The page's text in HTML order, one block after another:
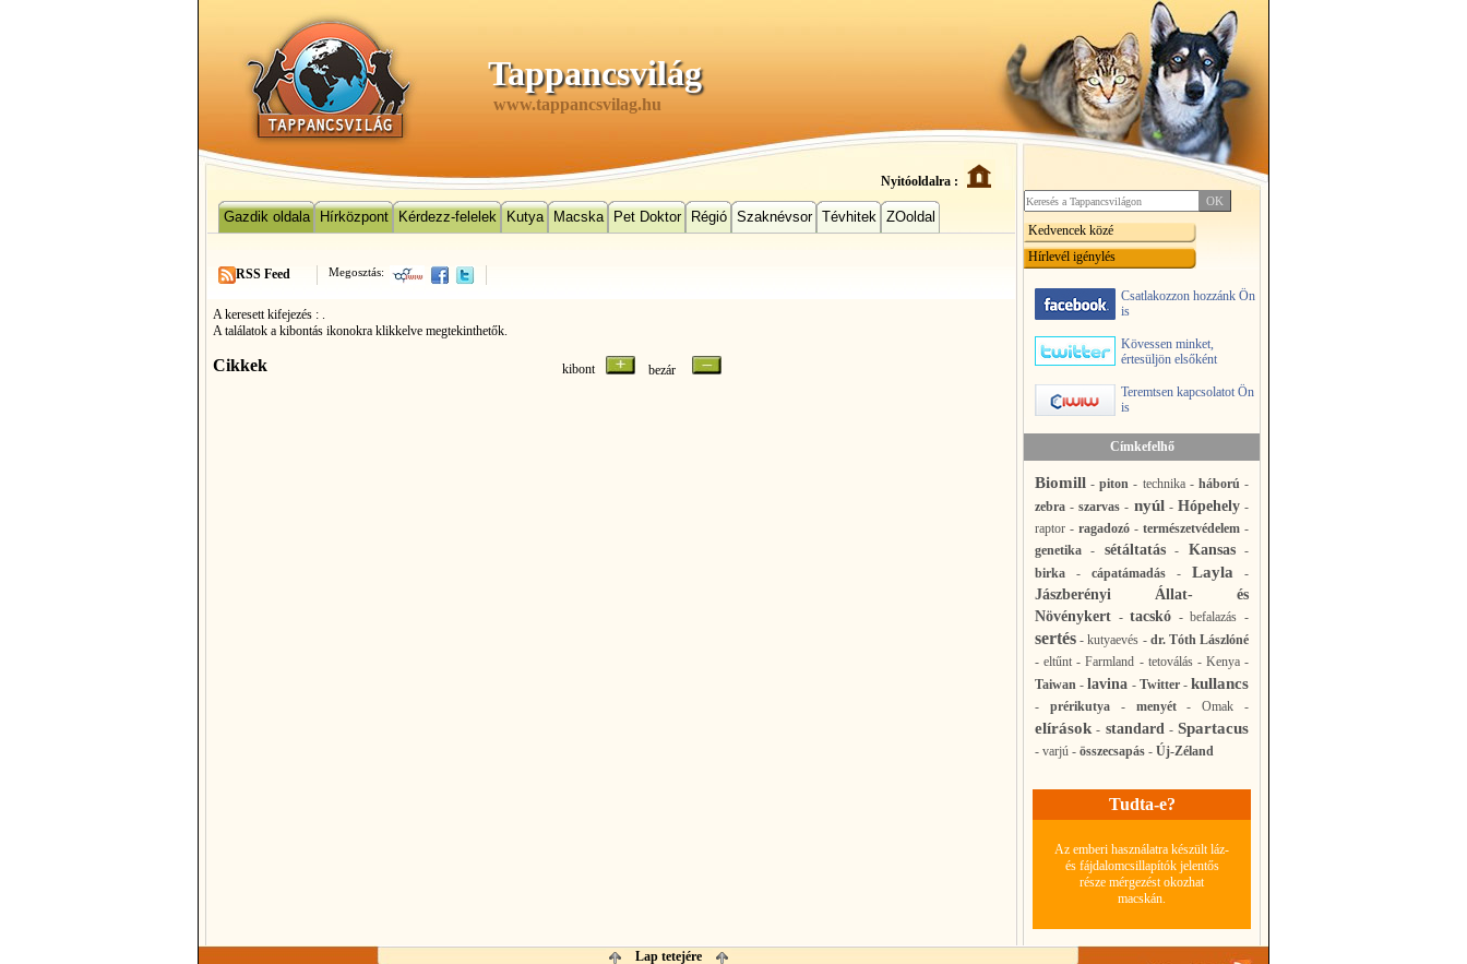
Tappancsvilág
www.tappancsvilag.hu
Nyitóoldalra :
Gazdik oldala Hírközpont Kérdezz-felelek Kutya Macska Pet Doktor Régió Szaknévsor Tévhitek ZOoldal
Megosztás:
RSS Feed
A keresett kifejezés : .
A találatok a kibontás ikonokra klikkelve megtekinthetők.
Cikkek kibont bezár
Kedvencek közé
Hírlevél igénylés
Csatlakozzon hozzánk Ön
is
Kövessen minket,
értesüljön elsőként
Teremtsen kapcsolatot Ön
is
Címkefelhő
Biomill -piton - technika- háború-
zebra -szarvas - nyúl- Hópehely-
raptor - ragadozó - természetvédelem -
genetika - sétáltatás- Kansas-
birka - cápatámadás - Layla -
Jászberényi Állat- és
Növénykert -tacskó -befalazás -
sertés -kutyaevés - dr. Tóth Lászlóné
-eltűnt -Farmland - tetoválás- Kenya-
Taiwan -lavina - Twitter-kullancs
- prérikutya- menyét-Omak -
elírások- standard- Spartacus
- varjú - összecsapás - Új-Zéland
Tudta-e?
Az emberi használatra készült láz-
és fájdalomcsillapítók jelentős
része mérgezést okozhat
macskán.
Lap tetejére